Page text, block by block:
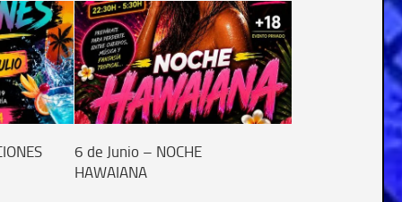
6 de Junio – NOCHE
HAWAIANA